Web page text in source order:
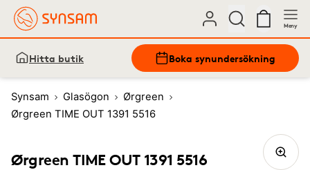
Meny
Hitta butik Boka synundersökning
Synsam Glasögon
Ørgreen
Ørgreen TIME OUT 1391 5516
Ørgreen TIME OUT 1391 5516